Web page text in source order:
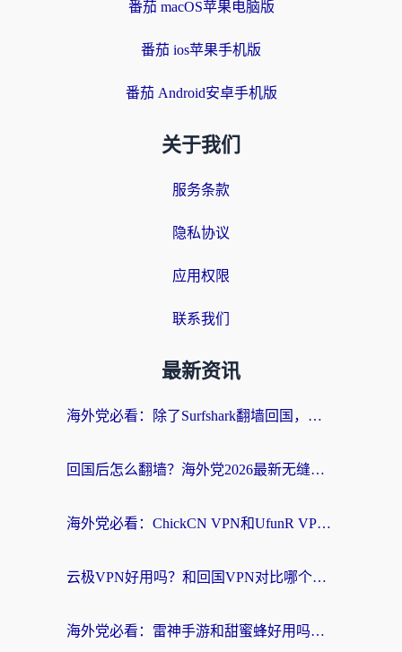
番茄 macOS苹果电脑版
番茄 ios苹果手机版
番茄 Android安卓手机版
关于我们
服务条款
隐私协议
应用权限
联系我们
最新资讯
海外党必看：除了Surfshark翻墙回国，这些加速器选择技巧你真的懂吗？
回国后怎么翻墙？海外党2026最新无缝访问国内资源全攻略（附对比实测）
海外党必看：ChickCN VPN和UfunR VPN对比哪个回国效果更好？附实用选择指南
云极VPN好用吗？和回国VPN对比哪个回国效果更好？海外党亲测避坑指南
海外党必看：雷神手游和甜蜜蜂好用吗？3步选对回国加速器无缝刷国内资源